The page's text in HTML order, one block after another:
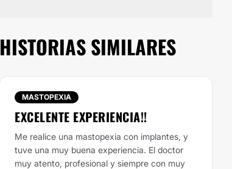
HISTORIAS SIMILARES
MASTOPEXIA
EXCELENTE EXPERIENCIA!!
Me realice una mastopexia con implantes, y
tuve una muy buena experiencia. El doctor
muy atento, profesional y siempre con muy